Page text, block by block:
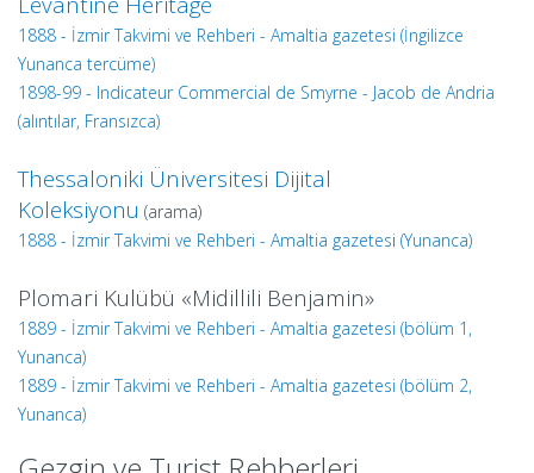
1888 - İzmir Takvimi ve Rehberi - Amaltia gazetesi (İngilizce
Yunanca tercüme)
1898-99 - Indicateur Commercial de Smyrne - Jacob de Andria
(alıntılar, Fransızca)
Thessaloniki Üniversitesi Dijital
Koleksiyonu (arama)
1888 - İzmir Takvimi ve Rehberi - Amaltia gazetesi (Yunanca)
Plomari Kulübü «Midillili Benjamin»
1889 - İzmir Takvimi ve Rehberi - Amaltia gazetesi (bölüm 1,
Yunanca)
1889 - İzmir Takvimi ve Rehberi - Amaltia gazetesi (bölüm 2,
Yunanca)